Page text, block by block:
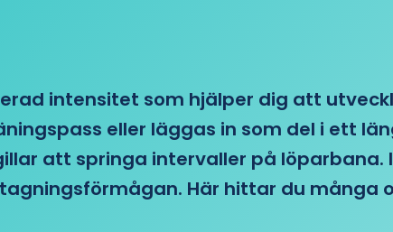
intensitet som hjälper dig att
eller läggas in som del i ett
att springa intervaller på
Här hittar du många